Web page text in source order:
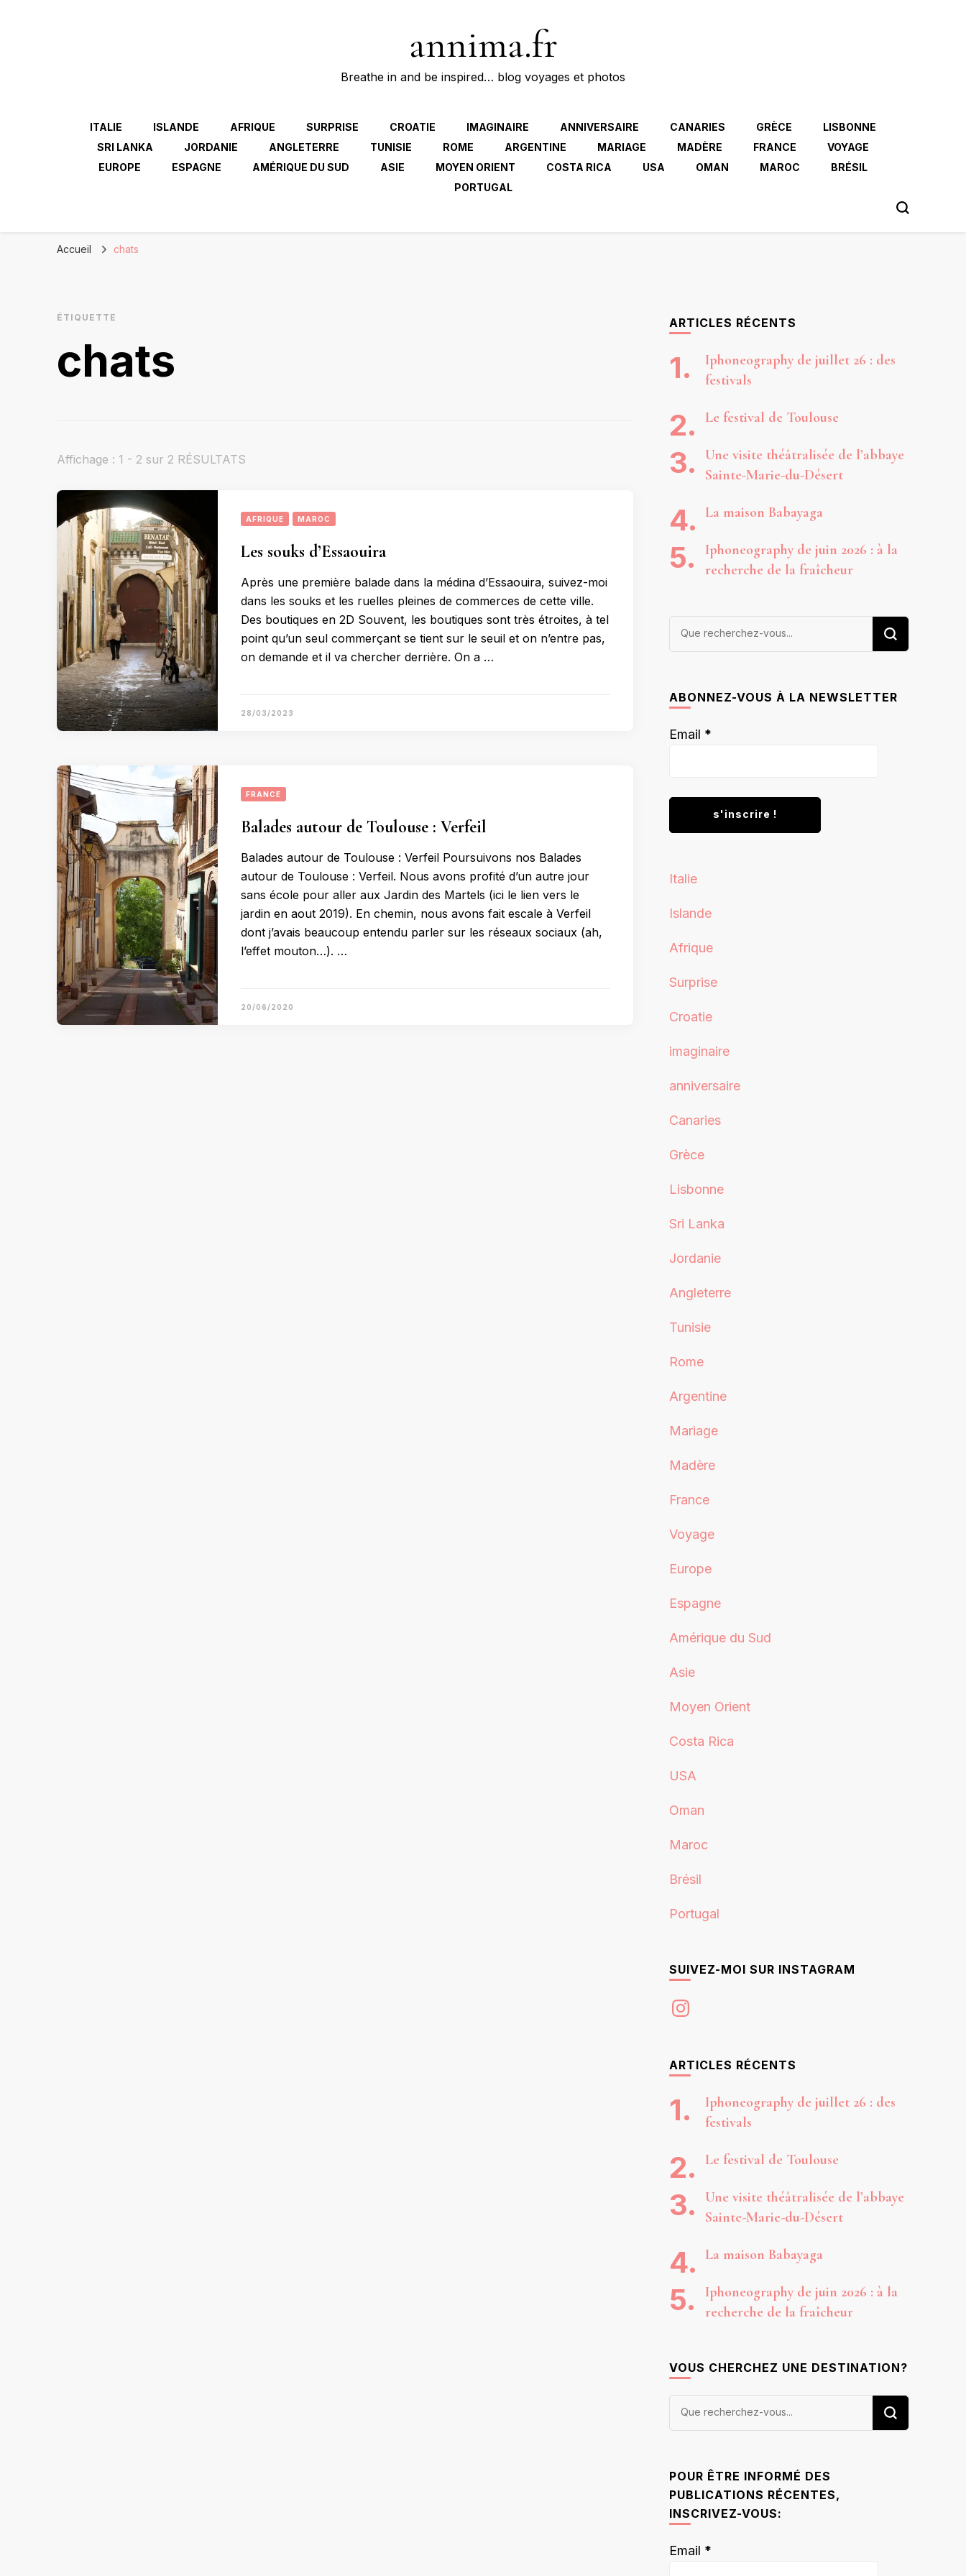
annima.fr
Breathe in and be inspired… blog voyages et photos
ITALIE ISLANDE AFRIQUE SURPRISE CROATIE IMAGINAIRE ANNIVERSAIRE CANARIES GRÈCE
LISBONNE
SRI LANKA
JORDANIE ANGLETERRE TUNISIE ROME ARGENTINE MARIAGE MADÈRE FRANCE
VOYAGE
EUROPE
ESPAGNE AMÉRIQUE DU SUD ASIE MOYEN ORIENT COSTA RICA USA OMAN MAROC
BRÉSIL
PORTUGAL
Accueil chats
ÉTIQUETTE
chats
Affichage : 1 - 2 sur 2 RÉSULTATS
AFRIQUE MAROC
Les souks d’Essaouira
Après une première balade dans la médina d’Essaouira, suivez-moi
dans les souks et les ruelles pleines de commerces de cette ville.
Des boutiques en 2D Souvent, les boutiques sont très étroites, à tel
point qu’un seul commerçant se tient sur le seuil et on n’entre pas,
on demande et il va chercher derrière. On a …
28/03/2023
FRANCE
Balades autour de Toulouse : Verfeil
Balades autour de Toulouse : Verfeil Poursuivons nos Balades
autour de Toulouse : Verfeil. Nous avons profité d’un autre jour
sans école pour aller aux Jardin des Martels (ici le lien vers le
jardin en aout 2019). En chemin, nous avons fait escale à Verfeil
dont j’avais beaucoup entendu parler sur les réseaux sociaux (ah,
l’effet mouton…). …
20/06/2020
ARTICLES RÉCENTS
Iphoneography de juillet 26 : des
festivals
Le festival de Toulouse
Une visite théâtralisée de l’abbaye
Sainte-Marie-du-Désert
La maison Babayaga
Iphoneography de juin 2026 : à la
recherche de la fraîcheur
Vous
ABONNEZ-VOUS À LA NEWSLETTER
Email *
Italie
Islande
Afrique
Surprise
Croatie
imaginaire
anniversaire
Canaries
Grèce
Lisbonne
Sri Lanka
Jordanie
Angleterre
Tunisie
Rome
Argentine
Mariage
Madère
France
Voyage
Europe
Espagne
Amérique du Sud
Asie
Moyen Orient
Costa Rica
USA
Oman
Maroc
Brésil
Portugal
SUIVEZ-MOI SUR INSTAGRAM
Instagram
ARTICLES RÉCENTS
Iphoneography de juillet 26 : des
festivals
Le festival de Toulouse
Une visite théâtralisée de l’abbaye
Sainte-Marie-du-Désert
La maison Babayaga
Iphoneography de juin 2026 : à la
recherche de la fraîcheur
VOUS CHERCHEZ UNE DESTINATION?
Vous
POUR ÊTRE INFORMÉ DES
PUBLICATIONS RÉCENTES,
INSCRIVEZ-VOUS:
Email *